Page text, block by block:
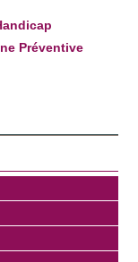
leurs services.
Préventive